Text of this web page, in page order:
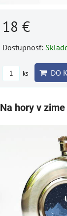
18 €
Dostupnosť:
ks DO
Na hory v zime